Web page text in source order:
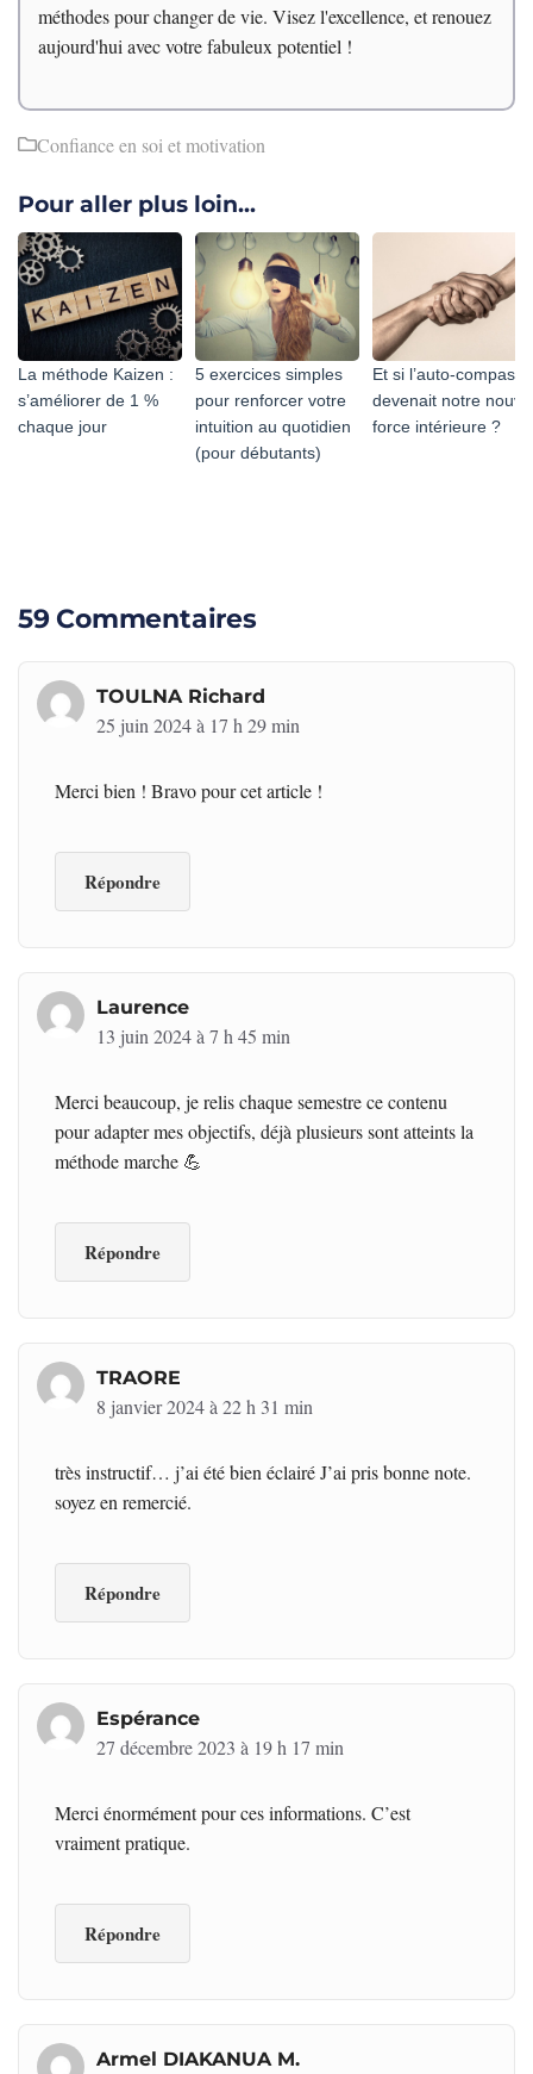
méthodes pour changer de vie. Visez l'excellence, et renouez
aujourd'hui avec votre fabuleux potentiel !
Confiance en soi et motivation
Pour aller plus loin...
La méthode Kaizen :
s’améliorer de 1 %
chaque jour
5 exercices simples
pour renforcer votre
intuition au quotidien
(pour débutants)
Et si l’auto-
devenait notre
force intérieure ?
59 Commentaires
TOULNA Richard
25 juin 2024 à 17 h 29 min
Merci bien ! Bravo pour cet article !
Répondre
Laurence
13 juin 2024 à 7 h 45 min
Merci beaucoup, je relis chaque semestre ce contenu
pour adapter mes objectifs, déjà plusieurs sont atteints la
méthode marche 💪
Répondre
TRAORE
8 janvier 2024 à 22 h 31 min
très instructif… j’ai été bien éclairé J’ai pris bonne note.
soyez en remercié.
Répondre
Espérance
27 décembre 2023 à 19 h 17 min
Merci énormément pour ces informations. C’est
vraiment pratique.
Répondre
Armel DIAKANUA M.